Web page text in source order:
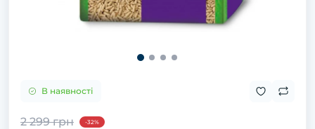
В наявності
2 299 грн -32%